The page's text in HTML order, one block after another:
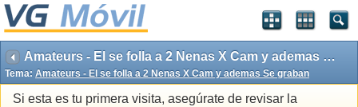
Amateurs - El se folla a 2 Nenas X Cam y ademas Se graban
Tema: Amateurs - El se folla a 2 Nenas X Cam y ademas Se graban
Si esta es tu primera visita, asegúrate de revisar la